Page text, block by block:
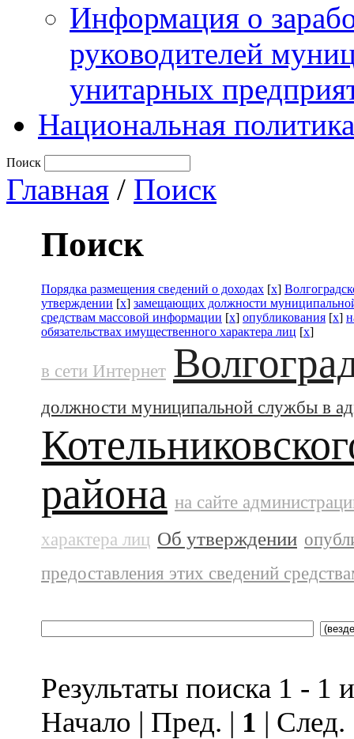
Информация о
руководителей
унитарных
Национальная политика
Поиск
Главная / Поиск
Поиск
Порядка размещения сведений о доходах [x]
утверждении [x] замещающих должности
средствам массовой информации [x] опубликования [x]
обязательствах имущественного характера лиц [x]
в сети Интернет
должности муниципальной службы в
района на сайте
характера лиц Об утверждении
предоставления этих сведений
Результаты поиска 1 - 1
Начало | Пред. | 1 |